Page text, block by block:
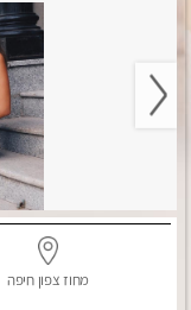
מחוז צפוןחיפה